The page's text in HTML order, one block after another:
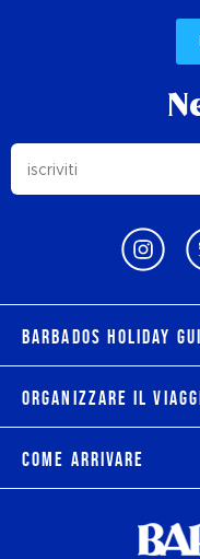
Barbados Holiday
Organizzare il
Come arrivare